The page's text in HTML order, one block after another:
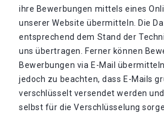
ihre Bewerbungen mittels eines
unserer Website übermitteln. Die
entsprechend dem Stand der
uns übertragen. Ferner können
Bewerbungen via E-Mail
jedoch zu beachten, dass E-Mails
verschlüsselt versendet werden
selbst für die Verschlüsselung